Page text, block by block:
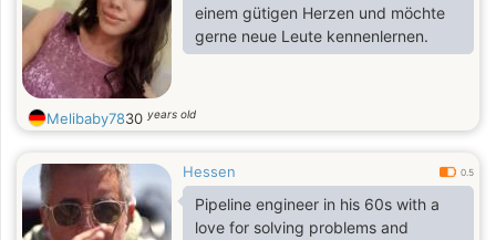
einem gütigen Herzen und möchte
gerne neue Leute kennenlernen.
Melibaby7830 years old
Hessen 0.5
Pipeline engineer in his 60s with a
love for solving problems and